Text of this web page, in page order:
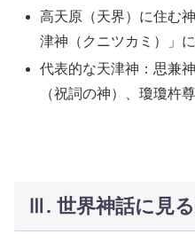
高天原（天界）に住む
津神（クニツカミ）」
代表的な天津神：思兼
（祝詞の神）、瓊瓊杵
Ⅲ. 世界神話に見